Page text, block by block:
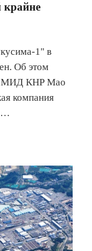
крайне
1" в
Об этом
МИД КНР Мао
компания